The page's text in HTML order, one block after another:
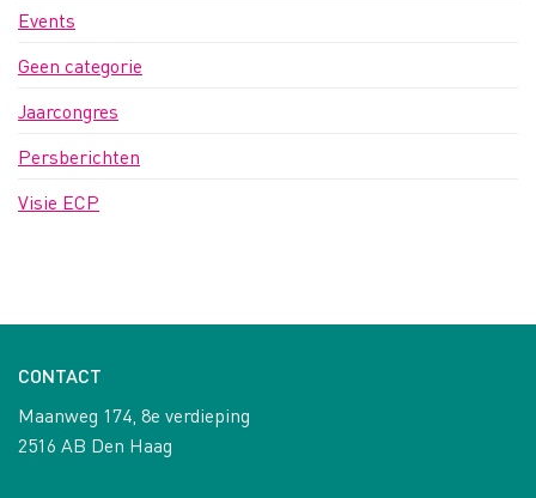
Events
Geen categorie
Jaarcongres
Persberichten
Visie ECP
CONTACT
Maanweg 174, 8e verdieping
2516 AB Den Haag